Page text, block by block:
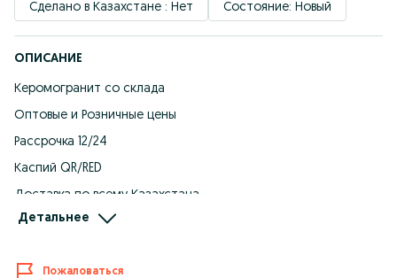
Сделано в Казахстане : Нет Состояние: Новый
ОПИСАНИЕ
Керомогранит со склада
Оптовые и Розничные цены
Рассрочка 12/24
Каспий QR/RED
Доставка по всему Казахстана
Более 1000 видов
Из Китай, Иран, Индия, Россия, Узбекистан Киргизия,
Детальнее
Пожаловаться